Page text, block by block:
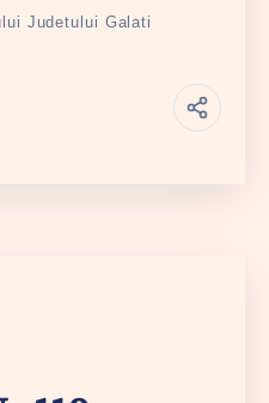
Judetului Galati